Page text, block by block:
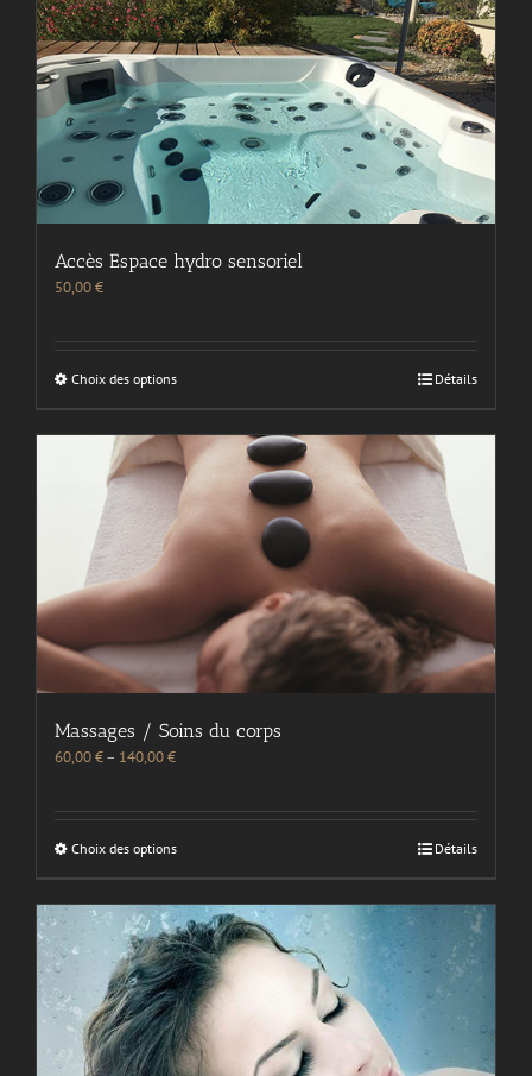
Accès Espace hydro sensoriel
50,00€
Choix des options Détails
Massages / Soins du corps
60,00€– 140,00€
Choix des options Détails